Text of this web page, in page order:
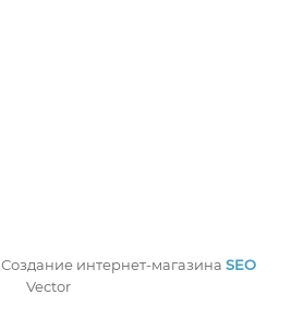
Создание интернет-магазина SEO
Vector